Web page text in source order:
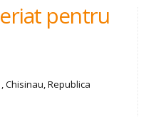
pentru
Chisinau, Republica